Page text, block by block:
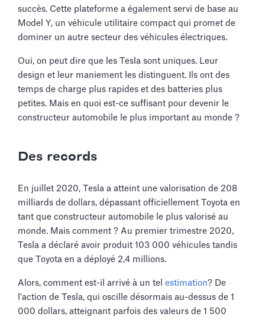
succès. Cette plateforme a également servi de base au
Model Y, un véhicule utilitaire compact qui promet de
dominer un autre secteur des véhicules électriques.
Oui, on peut dire que les Tesla sont uniques. Leur
design et leur maniement les distinguent. Ils ont des
temps de charge plus rapides et des batteries plus
petites. Mais en quoi est-ce suffisant pour devenir le
constructeur automobile le plus important au monde ?
Des records
En juillet 2020, Tesla a atteint une valorisation de 208
milliards de dollars, dépassant officiellement Toyota en
tant que constructeur automobile le plus valorisé au
monde. Mais comment ? Au premier trimestre 2020,
Tesla a déclaré avoir produit 103 000 véhicules tandis
que Toyota en a déployé 2,4 millions.
Alors, comment est-il arrivé à un tel estimation? De
l'action de Tesla, qui oscille désormais au-dessus de 1
000 dollars, atteignant parfois des valeurs de 1 500